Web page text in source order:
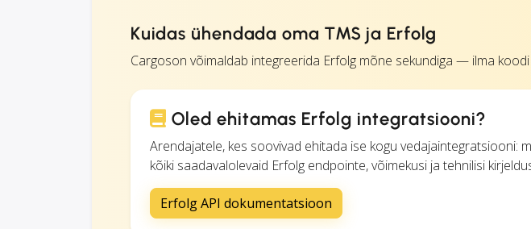
Kuidas ühendada oma TMS ja Erfolg
Cargoson võimaldab integreerida Erfolg mõne sekundiga — ilma
Oled ehitamas Erfolg integratsiooni?
Arendajatele, kes soovivad ehitada ise kogu vedajaintegratsiooni:
kõiki saadavalolevaid Erfolg endpointe, võimekusi ja tehnilisi
Erfolg API dokumentatsioon